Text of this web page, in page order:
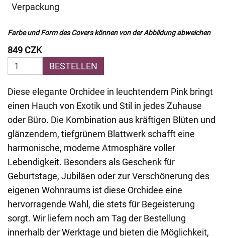
Verpackung
Farbe und Form des Covers können von der Abbildung abweichen
849 CZK
BESTELLEN
Diese elegante Orchidee in leuchtendem Pink bringt
einen Hauch von Exotik und Stil in jedes Zuhause
oder Büro. Die Kombination aus kräftigen Blüten und
glänzendem, tiefgrünem Blattwerk schafft eine
harmonische, moderne Atmosphäre voller
Lebendigkeit. Besonders als Geschenk für
Geburtstage, Jubiläen oder zur Verschönerung des
eigenen Wohnraums ist diese Orchidee eine
hervorragende Wahl, die stets für Begeisterung
sorgt. Wir liefern noch am Tag der Bestellung
innerhalb der Werktage und bieten die Möglichkeit,